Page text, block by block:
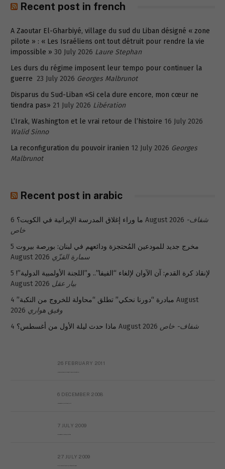
Recent post in french
A Zaoutar El-Gharbiyé, village du sud du Liban désigné « zone
pilote » : « Les Israéliens ont tout détruit pour rendre la vie
impossible » 30 July 2026 Laure Stephan
Les durs du régime imposent leur tempo pour continuer la
guerre 23 July 2026 Georges Malbrunot
Disparus du Sud-Liban «Si cela dure encore, mon cœur ne
tiendra pas» 21 July 2026 Libération
L’Irak, Washington et le vrai retour de l’histoire 16 July 2026
Walid Sinno
La reconfiguration du pouvoir iranien 12 July 2026 Georges
Malbrunot
Recent post in arabic
ما وراء إغلاق المدرسة الإيرانية في الكويت؟ 6 August 2026 شفاف-
خاص
مخرج جديد للمودعين المُحتجزة ودائعهم في لبنان: بورصة بيروت 5
August 2026 سمارة القزّي
لإنقاذ كرة القدم: آن الآوان لإلغاء “الفيفا”.. و”اللجنة الأولمبية الدولية”! 5
August 2026 بيار عقل
مبادرة “دورنا نحكي” تطلق “محاولة للخروج من النكبة” 4 August
2026 وفيق هواري
ماذا حدث ليلة الأول من أغسطس؟ 4 August 2026 شفاف- خاص
26 FEBRUARY 2011
6 DECEMBER 2008
7 JULY 2009
27 JULY 2009